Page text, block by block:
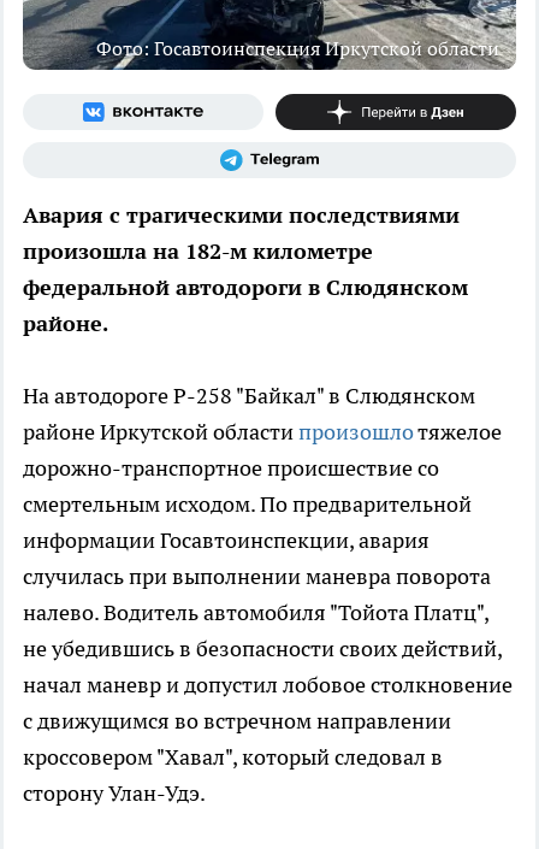
Фото: Госавтоинспекция Иркутской области
Авария с трагическими последствиями
произошла на 182-м километре
федеральной автодороги в Слюдянском
районе.
На автодороге Р-258 "Байкал" в Слюдянском
районе Иркутской областипроизошлотяжелое
дорожно-транспортное происшествие со
смертельным исходом. По предварительной
информации Госавтоинспекции, авария
случилась при выполнении маневра поворота
налево. Водитель автомобиля "Тойота Платц",
не убедившись в безопасности своих действий,
начал маневр и допустил лобовое столкновение
с движущимся во встречном направлении
кроссовером "Хавал", который следовал в
сторону Улан-Удэ.